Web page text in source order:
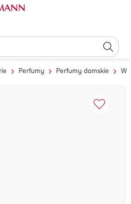
Perfumy Perfumy damskie